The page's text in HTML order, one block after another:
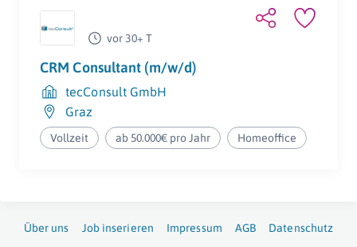
vor 30+ T
CRM Consultant (m/w/d)
tecConsult GmbH
Graz
Vollzeit ab 50.000€ pro Jahr Homeoffice
Über uns Job inserieren Impressum AGB Datenschutz